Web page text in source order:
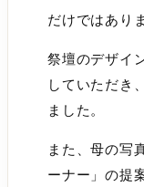
だけではあり
祭壇のデザイ
していただき
ました。
また、母の写
ーナー」の提